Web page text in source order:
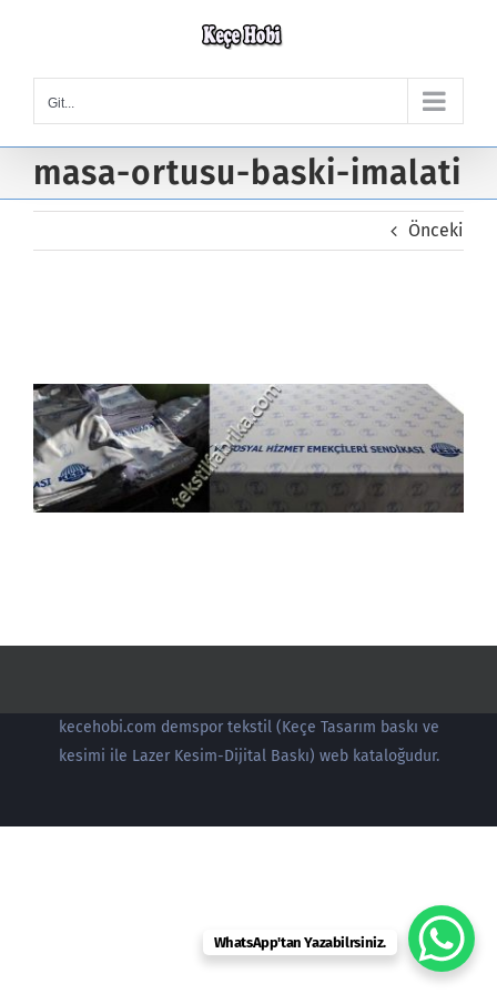
content
Git...
masa-ortusu-baski-imalati
Önceki
kecehobi.com demspor tekstil (Keçe Tasarım baskı ve
kesimi ile Lazer Kesim-Dijital Baskı) web kataloğudur.
WhatsApp'tan Yazabilrsiniz.